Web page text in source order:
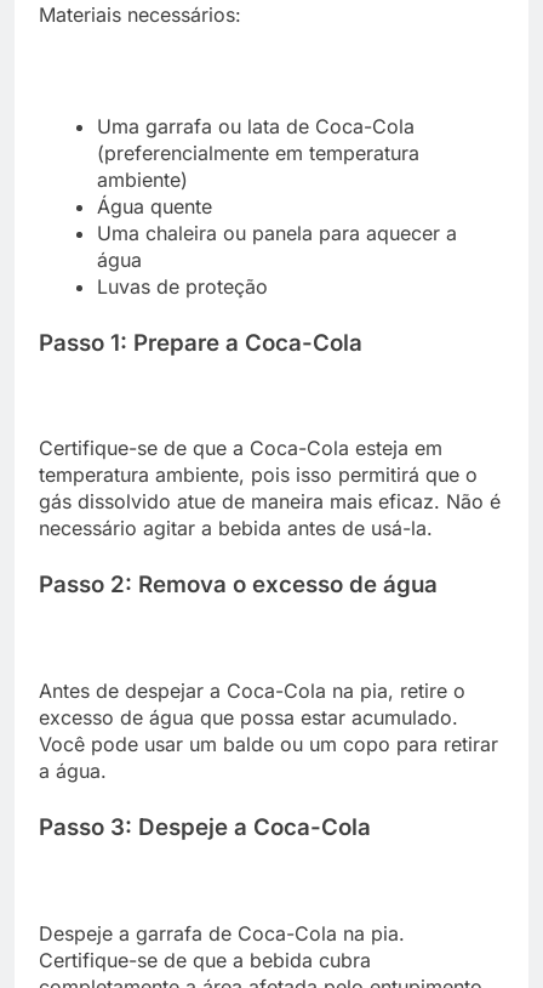
Materiais necessários:
Uma garrafa ou lata de Coca-Cola
(preferencialmente em temperatura
ambiente)
Água quente
Uma chaleira ou panela para aquecer a
água
Luvas de proteção
Passo 1: Prepare a Coca-Cola
Certifique-se de que a Coca-Cola esteja em
temperatura ambiente, pois isso permitirá que o
gás dissolvido atue de maneira mais eficaz. Não é
necessário agitar a bebida antes de usá-la.
Passo 2: Remova o excesso de água
Antes de despejar a Coca-Cola na pia, retire o
excesso de água que possa estar acumulado.
Você pode usar um balde ou um copo para retirar
a água.
Passo 3: Despeje a Coca-Cola
Despeje a garrafa de Coca-Cola na pia.
Certifique-se de que a bebida cubra